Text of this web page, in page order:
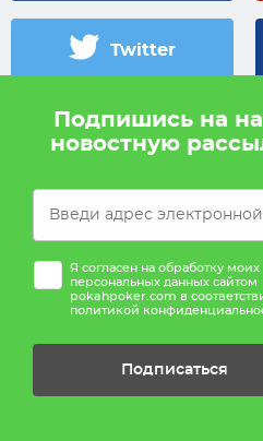
Twitter
Pokah не проводит игры на
исключительно
Мы используем cookies для
Подпишись на
новостную
Я согласен на обработку моих
персональных данных сайтом
pokahpoker.com в
политикой
Подписаться